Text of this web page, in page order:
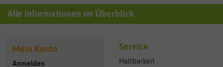
Alle Informationen im Überblick
Mein Konto
Anmelden
Service
Haltbarkeit